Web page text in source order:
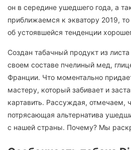
он в середине ушедшего года, а
приближаемся к экватору 2019,
об устоявшейся тенденции
Создан табачный продукт из
своем составе пчелиный мед,
Франции. Что моментально
мастеру, который забивает и
картавить. Рассуждая, отмечаем,
потрясающая альтернатива
с нашей страны. Почему? Мы